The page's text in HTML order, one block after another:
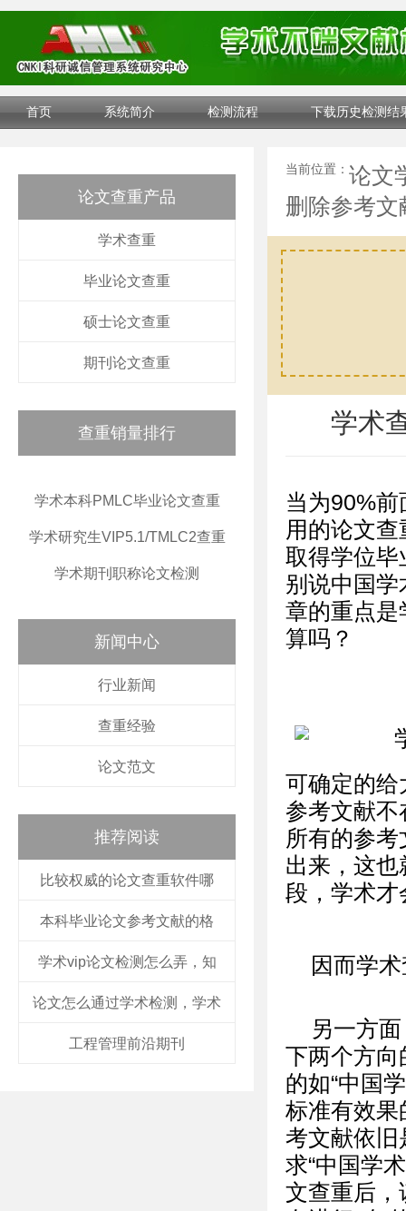
首页 系统简介 检测流程 下载历史检测结
论文查重产品
学术查重
毕业论文查重
硕士论文查重
期刊论文查重
查重销量排行
学术本科PMLC毕业论文查重
学术研究生VIP5.1/TMLC2查重
学术期刊职称论文检测
新闻中心
行业新闻
查重经验
论文范文
推荐阅读
比较权威的论文查重软件哪
本科毕业论文参考文献的格
学术vip论文检测怎么弄，知
论文怎么通过学术检测，学术
工程管理前沿期刊
当前位置： 论文
删除参考文
学术
当为90%
用的论文
取得学位毕
别说中国
章的重点是
算吗？
可确定的给
参考文献不
所有的参
出来，这
段，学术才
因而学
另一方
下两个方向
的如“中国
标准有效果
考文献依旧
求“中国学
文查重后，